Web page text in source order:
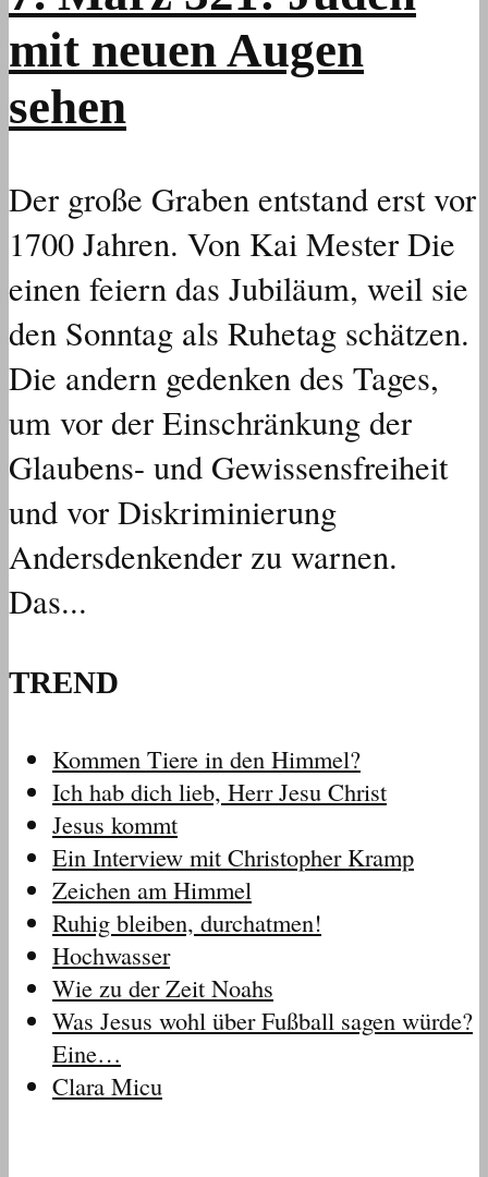
mit neuen Augen
sehen
Der große Graben entstand erst vor
1700 Jahren. Von Kai Mester Die
einen feiern das Jubiläum, weil sie
den Sonntag als Ruhetag schätzen.
Die andern gedenken des Tages,
um vor der Einschränkung der
Glaubens- und Gewissensfreiheit
und vor Diskriminierung
Andersdenkender zu warnen.
Das...
TREND
Kommen Tiere in den Himmel?
Ich hab dich lieb, Herr Jesu Christ
Jesus kommt
Ein Interview mit Christopher Kramp
Zeichen am Himmel
Ruhig bleiben, durchatmen!
Hochwasser
Wie zu der Zeit Noahs
Was Jesus wohl über Fußball sagen würde?
Eine…
Clara Micu